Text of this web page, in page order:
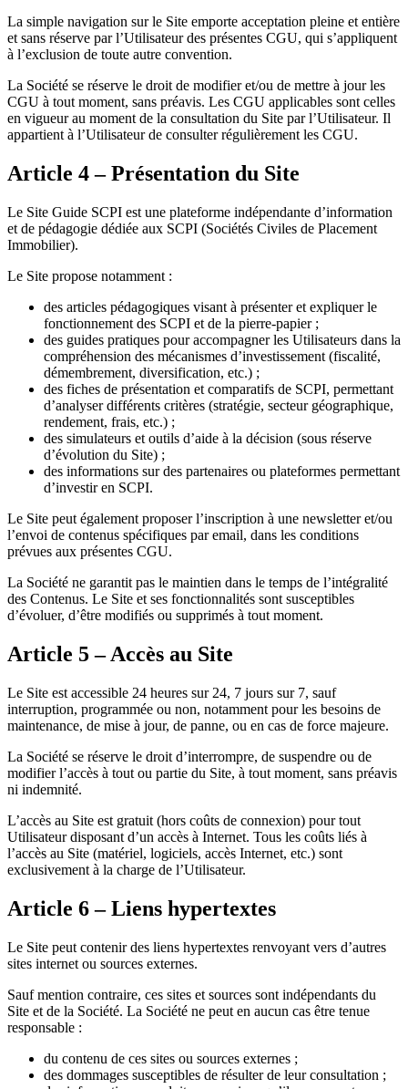
La simple navigation sur le Site emporte acceptation pleine et entière
et sans réserve par l’Utilisateur des présentes CGU, qui s’appliquent
à l’exclusion de toute autre convention.
La Société se réserve le droit de modifier et/ou de mettre à jour les
CGU à tout moment, sans préavis. Les CGU applicables sont celles
en vigueur au moment de la consultation du Site par l’Utilisateur. Il
appartient à l’Utilisateur de consulter régulièrement les CGU.
Article 4 – Présentation du Site
Le Site Guide SCPI est une plateforme indépendante d’information
et de pédagogie dédiée aux SCPI (Sociétés Civiles de Placement
Immobilier).
Le Site propose notamment :
des articles pédagogiques visant à présenter et expliquer le
fonctionnement des SCPI et de la pierre-papier ;
des guides pratiques pour accompagner les Utilisateurs dans la
compréhension des mécanismes d’investissement (fiscalité,
démembrement, diversification, etc.) ;
des fiches de présentation et comparatifs de SCPI, permettant
d’analyser différents critères (stratégie, secteur géographique,
rendement, frais, etc.) ;
des simulateurs et outils d’aide à la décision (sous réserve
d’évolution du Site) ;
des informations sur des partenaires ou plateformes permettant
d’investir en SCPI.
Le Site peut également proposer l’inscription à une newsletter et/ou
l’envoi de contenus spécifiques par email, dans les conditions
prévues aux présentes CGU.
La Société ne garantit pas le maintien dans le temps de l’intégralité
des Contenus. Le Site et ses fonctionnalités sont susceptibles
d’évoluer, d’être modifiés ou supprimés à tout moment.
Article 5 – Accès au Site
Le Site est accessible 24 heures sur 24, 7 jours sur 7, sauf
interruption, programmée ou non, notamment pour les besoins de
maintenance, de mise à jour, de panne, ou en cas de force majeure.
La Société se réserve le droit d’interrompre, de suspendre ou de
modifier l’accès à tout ou partie du Site, à tout moment, sans préavis
ni indemnité.
L’accès au Site est gratuit (hors coûts de connexion) pour tout
Utilisateur disposant d’un accès à Internet. Tous les coûts liés à
l’accès au Site (matériel, logiciels, accès Internet, etc.) sont
exclusivement à la charge de l’Utilisateur.
Article 6 – Liens hypertextes
Le Site peut contenir des liens hypertextes renvoyant vers d’autres
sites internet ou sources externes.
Sauf mention contraire, ces sites et sources sont indépendants du
Site et de la Société. La Société ne peut en aucun cas être tenue
responsable :
du contenu de ces sites ou sources externes ;
des dommages susceptibles de résulter de leur consultation ;